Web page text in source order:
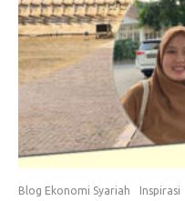
Blog Ekonomi Syariah Inspirasi